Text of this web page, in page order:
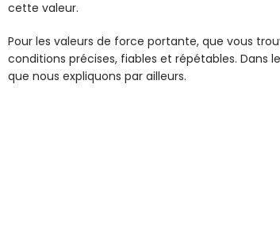
cette valeur.
Pour les valeurs de force portante, que vous
conditions précises, fiables et répétables. Dans
que nous expliquons par ailleurs.